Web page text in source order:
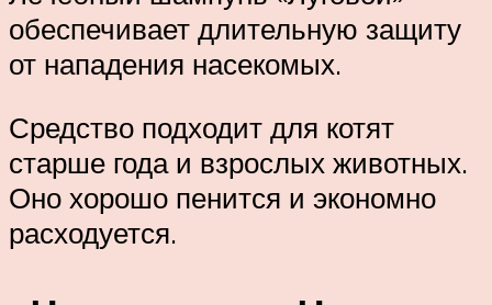
обеспечивает длительную защиту
от нападения насекомых.
Средство подходит для котят
старше года и взрослых животных.
Оно хорошо пенится и экономно
расходуется.